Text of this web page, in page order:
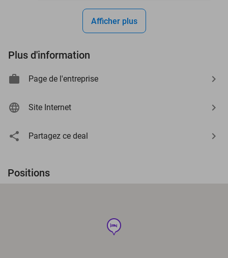
Afficher plus
Plus d'information
Page de l'entreprise
Site Internet
Partagez ce deal
Positions
hotel